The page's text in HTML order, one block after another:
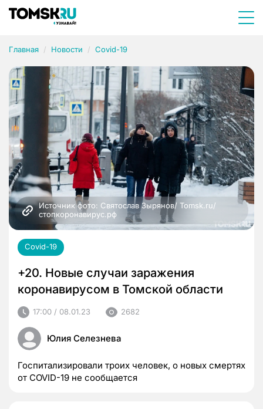
Главная Новости Covid-19
Источник фото: Святослав Зырянов/ Tomsk.ru/
стопкоронавирус.рф
Covid-19
+20. Новые случаи заражения
коронавирусом в Томской области
17:00 / 08.01.23 2682
Юлия Селезнева
Госпитализировали троих человек, о новых смертях
от COVID-19 не сообщается